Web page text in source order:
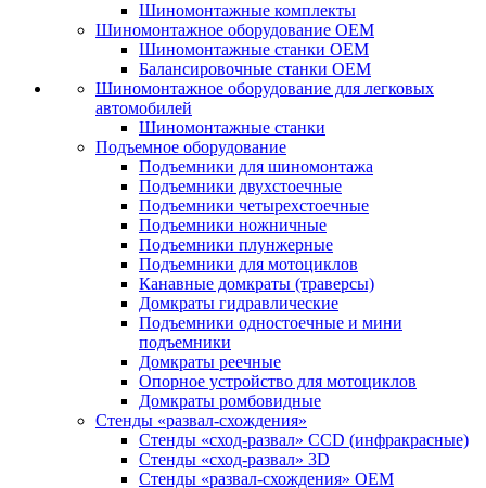
Шиномонтажные комплекты
Шиномонтажное оборудование ОЕМ
Шиномонтажные станки ОЕМ
Балансировочные станки ОЕМ
Шиномонтажное оборудование для легковых
автомобилей
Шиномонтажные станки
Подъемное оборудование
Подъемники для шиномонтажа
Подъемники двухстоечные
Подъемники четырехстоечные
Подъемники ножничные
Подъемники плунжерные
Подъемники для мотоциклов
Канавные домкраты (траверсы)
Домкраты гидравлические
Подъемники одностоечные и мини
подъемники
Домкраты реечные
Опорное устройство для мотоциклов
Домкраты ромбовидные
Стенды «развал-схождения»
Стенды «сход-развал» CCD (инфракрасные)
Стенды «сход-развал» 3D
Стенды «развал-схождения» ОЕМ